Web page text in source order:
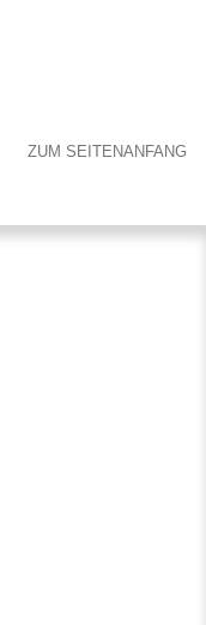
ZUM SEITENANFANG
und